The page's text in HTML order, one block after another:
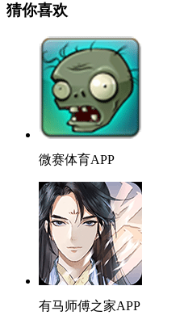
猜你喜欢
微赛体育APP
有马师傅之家APP